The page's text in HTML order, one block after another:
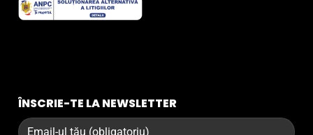
ÎNSCRIE-TE LA NEWSLETTER